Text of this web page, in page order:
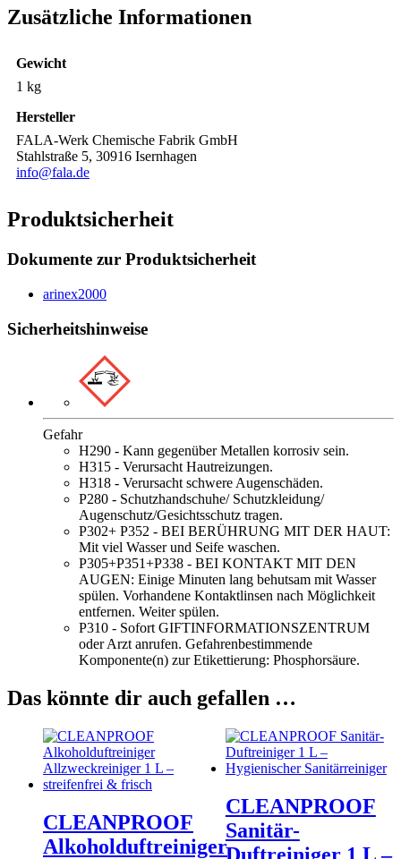
Zusätzliche Informationen
Gewicht
1 kg
Hersteller
FALA-Werk Chemische Fabrik GmbH
Stahlstraße 5, 30916 Isernhagen
info@fala.de
Produktsicherheit
Dokumente zur Produktsicherheit
arinex2000
Sicherheitshinweise
Gefahr
H290 - Kann gegenüber Metallen korrosiv sein.
H315 - Verursacht Hautreizungen.
H318 - Verursacht schwere Augenschäden.
P280 - Schutzhandschuhe/ Schutzkleidung/
Augenschutz/Gesichtsschutz tragen.
P302+ P352 - BEI BERÜHRUNG MIT DER HAUT:
Mit viel Wasser und Seife waschen.
P305+P351+P338 - BEI KONTAKT MIT DEN
AUGEN: Einige Minuten lang behutsam mit Wasser
spülen. Vorhandene Kontaktlinsen nach Möglichkeit
entfernen. Weiter spülen.
P310 - Sofort GIFTINFORMATIONSZENTRUM
oder Arzt anrufen. Gefahrenbestimmende
Komponente(n) zur Etikettierung: Phosphorsäure.
Das könnte dir auch gefallen …
CLEANPROOF
Alkoholduftreiniger
CLEANPROOF
Sanitär-